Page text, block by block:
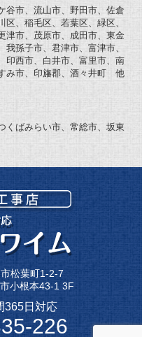
谷市、流山市、野田市、佐倉
、稲毛区、若葉区、緑区、
津市、茂原市、成田市、東金
孫子市、君津市、富津市、
印西市、白井市、富里市、南
み市、印旛郡、酒々井町 他
くばみらい市、常総市、坂東
松葉町1-2-7
小根本43-1 3F
365日対応
226